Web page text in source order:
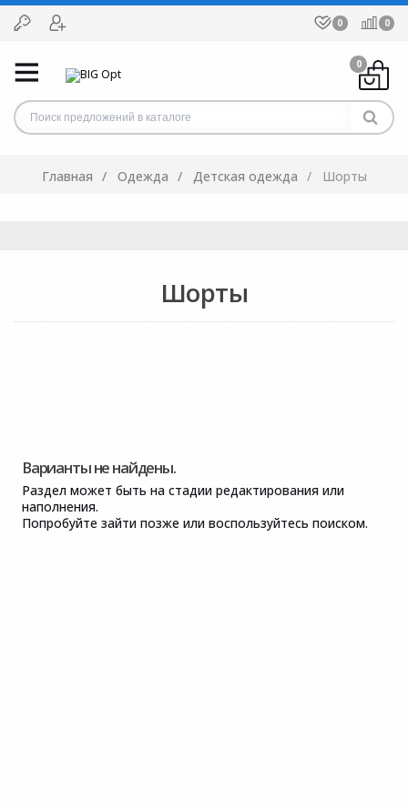
0 0
0
Главная Одежда Детская одежда Шорты
Шорты
Варианты не найдены.
Раздел может быть на стадии редактирования или
наполнения.
Попробуйте зайти позже или воспользуйтесь поиском.